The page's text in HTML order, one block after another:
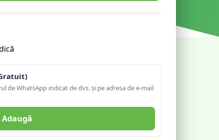
de WhatsApp indicat de dvs. și pe adresa de e-mail
Adaugă